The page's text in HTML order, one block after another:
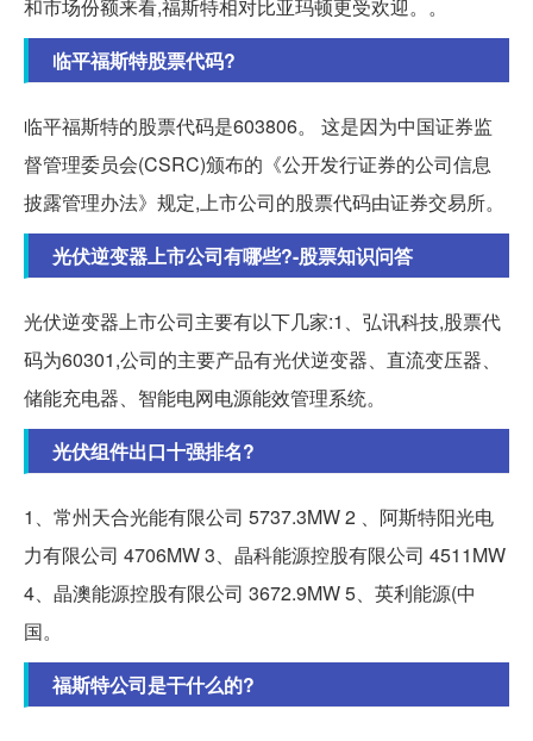
和市场份额来看,福斯特相对比亚玛顿更受欢迎。。
临平福斯特股票代码?
临平福斯特的股票代码是603806。 这是因为中国证券监
督管理委员会(CSRC)颁布的《公开发行证券的公司信息
披露管理办法》规定,上市公司的股票代码由证券交易所。
光伏逆变器上市公司有哪些?-股票知识问答
光伏逆变器上市公司主要有以下几家:1、弘讯科技,股票代
码为60301,公司的主要产品有光伏逆变器、直流变压器、
储能充电器、智能电网电源能效管理系统。
光伏组件出口十强排名?
1、常州天合光能有限公司 5737.3MW 2 、阿斯特阳光电
力有限公司 4706MW 3、晶科能源控股有限公司 4511MW
4、晶澳能源控股有限公司 3672.9MW 5、英利能源(中
国。
福斯特公司是干什么的?